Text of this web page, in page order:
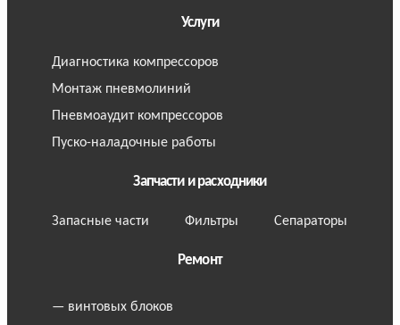
Услуги
Диагностика компрессоров
Монтаж пневмолиний
Пневмоаудит компрессоров
Пуско-наладочные работы
Запчасти и расходники
Запасные части Фильтры Сепараторы
Ремонт
— винтовых блоков